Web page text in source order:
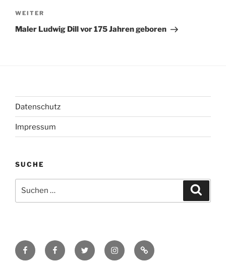
Nächster
Beitrag
WEITER
Maler Ludwig Dill vor 175 Jahren geboren
Datenschutz
Impressum
SUCHE
nach:
Facebook
Regina
Facebook
Werner
Twitter InstagramKontakt